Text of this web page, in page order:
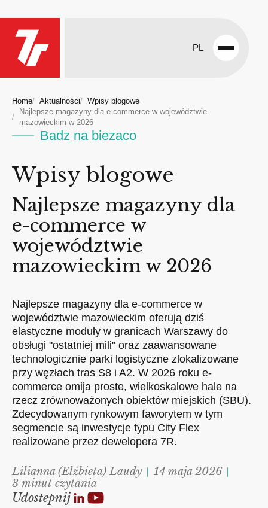
PL
Open
Home Aktualności
Wpisy blogowe
Najlepsze magazyny dla e-commerce w województwie
mazowieckim w 2026
Badz na biezaco
Wpisy blogowe
Najlepsze magazyny dla
e-commerce w
województwie
mazowieckim w 2026
Najlepsze magazyny dla e-commerce w
województwie mazowieckim oferują dziś
elastyczne moduły w granicach Warszawy do
obsługi "ostatniej mili" oraz zaawansowane
technologicznie parki logistyczne zlokalizowane
przy węzłach tras S8 i A2. W 2026 roku e-
commerce omija proste, wielkoskalowe hale na
rzecz zrównoważonych obiektów miejskich (SBU).
Zdecydowanym rynkowym faworytem w tym
segmencie są inwestycje typu City Flex
realizowane przez dewelopera 7R.
Lilianna (Elżbieta) Laudy
14 maja 2026
3 minut czytania
Udostepnij